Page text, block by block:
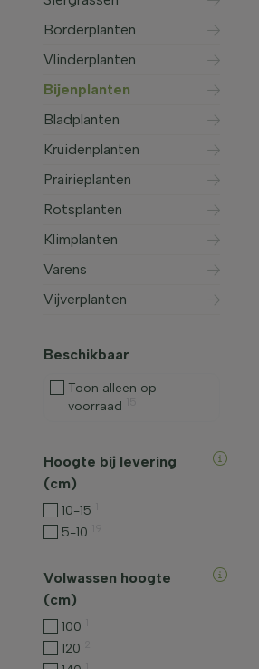
Borderplanten
Vlinderplanten
Bijenplanten
Bladplanten
Kruidenplanten
Prairieplanten
Rotsplanten
Klimplanten
Varens
Vijverplanten
Beschikbaar
Toon alleen op
voorraad
Hoogte bij levering
(cm)
10-15
5-10
Volwassen hoogte
(cm)
100
120